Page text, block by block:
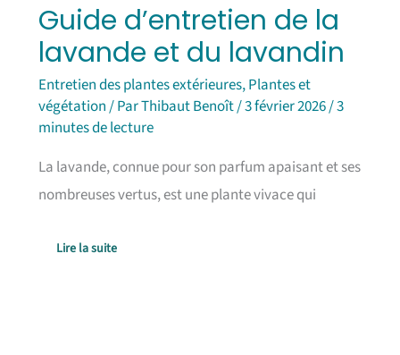
Guide d’entretien de la
lavande et du lavandin
Entretien des plantes extérieures,Plantes et
végétation/ ParThibaut Benoît/3 février 2026/3
minutes de lecture
La lavande, connue pour son parfum apaisant et ses
nombreuses vertus, est une plante vivace qui
Lire la suite